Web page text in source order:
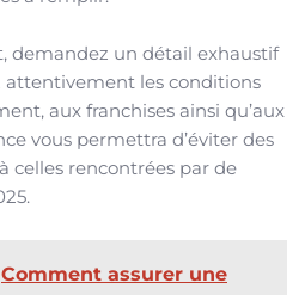
demandez un détail exhaustif
attentivement les conditions
aux franchises ainsi qu’aux
vous permettra d’éviter des
celles rencontrées par de
Comment assurer une